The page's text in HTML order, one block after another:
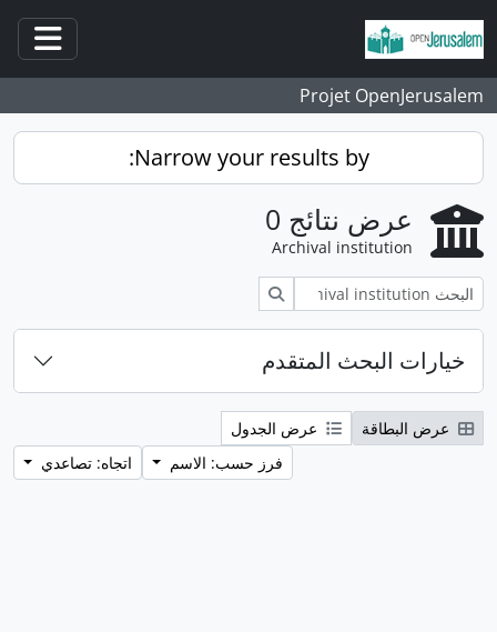
انتقل إلى المحتوى الرئيسي
فتح/
Projet OpenJerusalem
Narrow your results by:
عرض نتائج 0
Archival institution
بحث
خيارات البحث المتقدم
عرض البطاقة
عرض الجدول
فرز حسب: الاسم
اتجاه: تصاعدي